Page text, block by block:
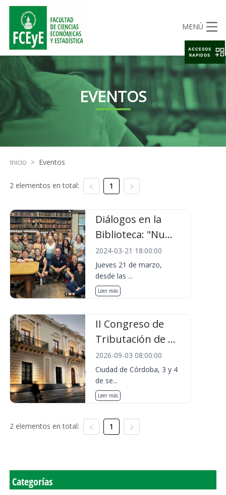
MENÚ
EVENTOS
Inicio > Eventos
2 elementos en total: 1
Diálogos en la
Biblioteca: "Nu...
2024-03-21 18:00:00
Jueves 21 de marzo,
desde las ...
Leer más
II Congreso de
Tributación de ...
2026-09-03 08:00:00
Ciudad de Córdoba, 3 y 4
de se...
Leer más
2 elementos en total: 1
Categorías
ACCESOS
RAPIDOS